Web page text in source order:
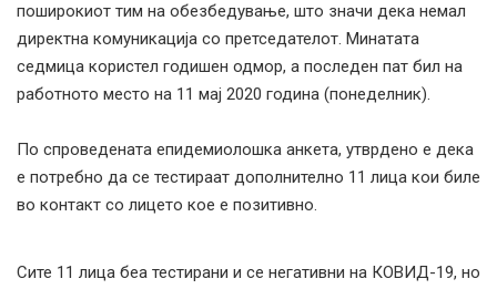
поширокиот тим на обезбедување, што значи дека немал
директна комуникација со претседателот. Минатата
седмица користел годишен одмор, а последен пат бил на
работното место на 11 мај 2020 година (понеделник).
По спроведената епидемиолошка анкета, утврдено е дека
е потребно да се тестираат дополнително 11 лица кои биле
во контакт со лицето кое е позитивно.
Сите 11 лица беа тестирани и се негативни на КОВИД-19, но